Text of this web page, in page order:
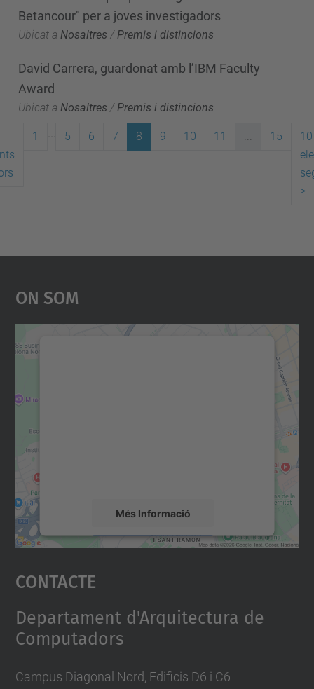
Betancour" per a joves investigadors
Ubicat a Nosaltres / Premis i distincions
David Carrera, guardonat amb l’IBM Faculty
Award
Ubicat a Nosaltres /Premis i distincions
1 5 6 7 8 9 10 11 ... 15
10
>
On Som
Més Informació
Accepta
powered by
Contacte
Departament d'Arquitectura de
Computadors
Campus Diagonal Nord, Edificis D6 i C6